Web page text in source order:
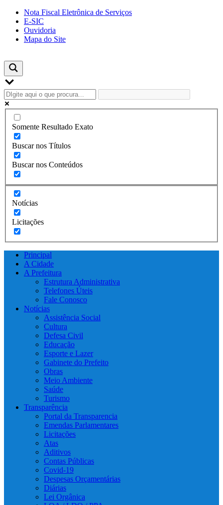
Skip
content
Nota Fiscal Eletrônica de Serviços
E-SIC
Ouvidoria
Mapa do Site
Somente Resultado Exato
Buscar nos Títulos
Buscar nos Conteúdos
Notícias
Licitações
Principal
A Cidade
A Prefeitura
Estrutura Administrativa
Telefones Úteis
Fale Conosco
Notícias
Assistência Social
Cultura
Defesa Civil
Educação
Esporte e Lazer
Gabinete do Prefeito
Obras
Meio Ambiente
Saúde
Turismo
Transparência
Portal da Transparencia
Emendas Parlamentares
Licitações
Atas
Aditivos
Contas Públicas
Covid-19
Despesas Orçamentárias
Diárias
Lei Orgânica